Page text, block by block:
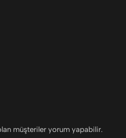
müşteriler yorum yapabilir.